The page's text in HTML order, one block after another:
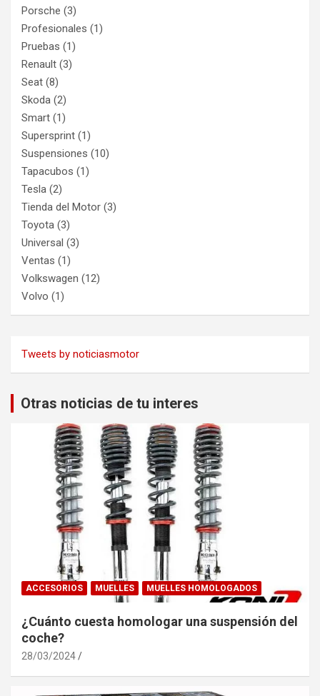
Porsche (3)
Profesionales (1)
Pruebas (1)
Renault (3)
Seat (8)
Skoda (2)
Smart (1)
Supersprint (1)
Suspensiones (10)
Tapacubos (1)
Tesla (2)
Tienda del Motor (3)
Toyota (3)
Universal (3)
Ventas (1)
Volkswagen (12)
Volvo (1)
Tweets by noticiasmotor
Otras noticias de tu interes
ACCESORIOS MUELLES MUELLES HOMOLOGADOS
¿Cuánto cuesta homologar una suspensión del
coche?
28/03/2024